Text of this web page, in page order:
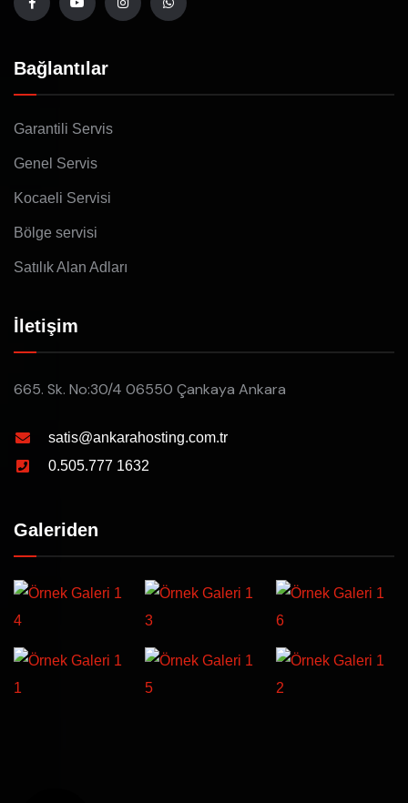
Bağlantılar
Garantili Servis
Genel Servis
Kocaeli Servisi
Bölge servisi
Satılık Alan Adları
İletişim
665. Sk. No:30/4 06550 Çankaya Ankara
satis@ankarahosting.com.tr
0.505.777 1632
Galeriden